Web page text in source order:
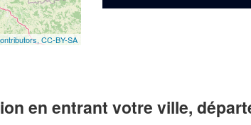
CC-BY-SA
en entrant votre ville,